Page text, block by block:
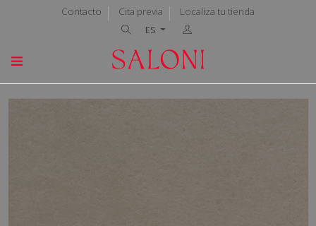
Contacto Cita previa
Localiza tu tienda
ES